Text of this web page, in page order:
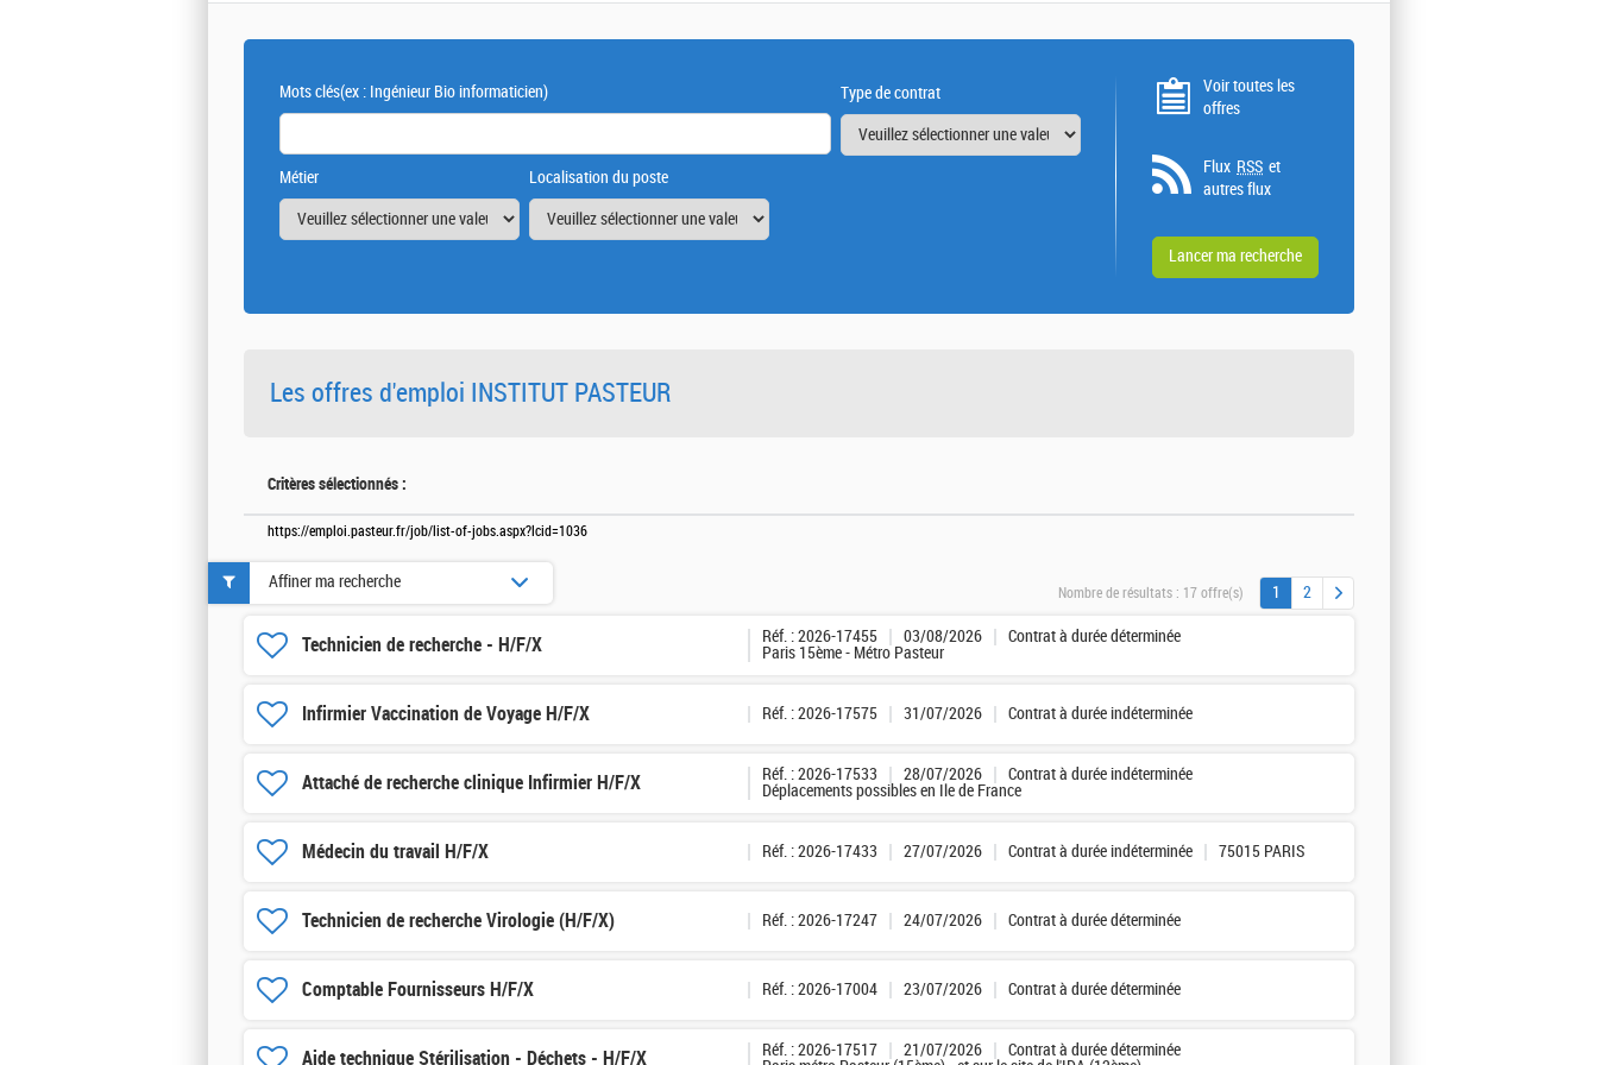
Mots clés(ex : Ingénieur Bio informaticien) Type de contrat
Métier Localisation du poste
Voir toutes les
offres
Flux RSS et
autres flux
Les offres d'emploi INSTITUT PASTEUR
Critères sélectionnés :
https://emploi.pasteur.fr/job/list-of-jobs.aspx?lcid=1036
Nombre de résultats : 17 offre(s) 1 2
Technicien de recherche - H/F/X Réf. : 2026-17455 03/08/2026
Contrat à durée déterminée
Paris 15ème - Métro Pasteur
Infirmier Vaccination de Voyage H/F/X Réf. : 2026-17575 31/07/2026 Contrat à durée indéterminée
Attaché de recherche clinique Infirmier H/F/X Réf. : 2026-17533 28/07/2026
Contrat à durée indéterminée
Déplacements possibles en Ile de France
Médecin du travail H/F/X Réf. : 2026-17433 27/07/2026 Contrat à durée indéterminée 75015 PARIS
Technicien de recherche Virologie (H/F/X) Réf. : 2026-17247 24/07/2026 Contrat à durée déterminée
Comptable Fournisseurs H/F/X Réf. : 2026-17004 23/07/2026 Contrat à durée déterminée
Aide technique Stérilisation - Déchets - H/F/X Réf. : 2026-17517 21/07/2026
Contrat à durée déterminée
Affiner ma recherche